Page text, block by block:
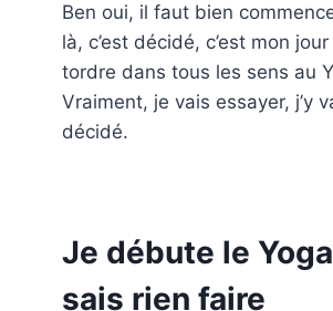
Ben oui, il faut bien
là, c’est décidé, c’est mon
tordre dans tous les sens au
Vraiment, je vais essayer, j’y
décidé.
Je débute le
sais rien faire